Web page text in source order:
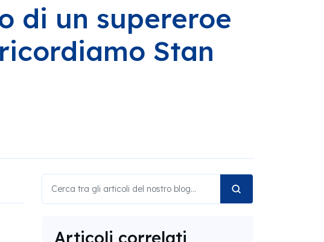
di un supereroe
Stan
Articoli correlati